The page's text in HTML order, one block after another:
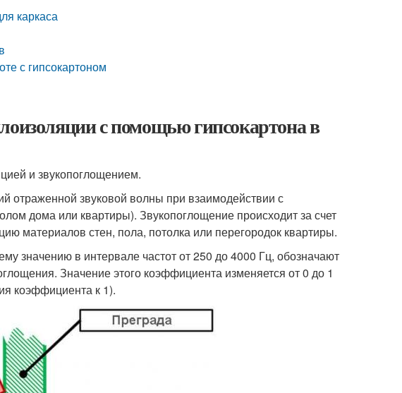
каркаса
с гипсокартоном
с помощью гипсокартона в
и звукопоглощением.
отраженной звуковой волны при взаимодействии с
дома или квартиры). Звукопоглощение происходит за счет
материалов стен, пола, потолка или перегородок квартиры.
значению в интервале частот от 250 до 4000 Гц, обозначают
Значение этого коэффициента изменяется от 0 до 1
коэффициента к 1).